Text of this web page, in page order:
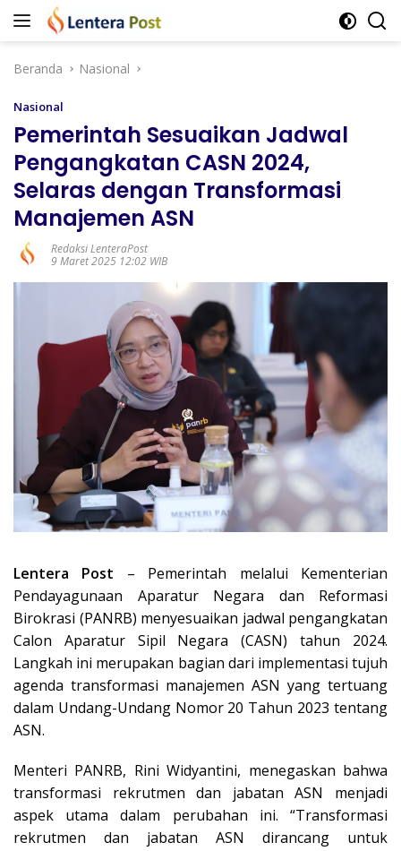
Langsung
Beranda
Nasional
Nasional
Pemerintah Sesuaikan Jadwal
Pengangkatan CASN 2024,
Selaras dengan Transformasi
Manajemen ASN
Redaksi LenteraPost
9 Maret 2025 12:02 WIB
Lentera Post – Pemerintah melalui Kementerian
Pendayagunaan Aparatur Negara dan Reformasi
Birokrasi (PANRB) menyesuaikan jadwal pengangkatan
Calon Aparatur Sipil Negara (CASN) tahun 2024.
Langkah ini merupakan bagian dari implementasi tujuh
agenda transformasi manajemen ASN yang tertuang
dalam Undang-Undang Nomor 20 Tahun 2023 tentang
ASN.
Menteri PANRB, Rini Widyantini, menegaskan bahwa
transformasi rekrutmen dan jabatan ASN menjadi
aspek utama dalam perubahan ini. “Transformasi
rekrutmen dan jabatan ASN dirancang untuk